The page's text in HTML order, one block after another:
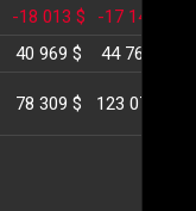
-18 013 $ -17 145 $
40 969 $ 44 764 $
78 309 $ 123 074 $